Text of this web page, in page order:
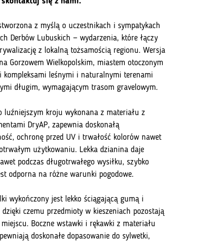
z myślą o uczestnikach i sympatykach
Derbów Lubuskich — wydarzenia, które łączy
z lokalną tożsamością regionu. Wersja
Gorzowem Wielkopolskim, miastem otoczonym
kompleksami leśnymi i naturalnymi terenami
długim, wymagającym trasom gravelowym.
luźniejszym kroju wykonana z materiału z
DryAP, zapewnia doskonałą
ochronę przed UV i trwałość kolorów nawet
użytkowaniu. Lekka dzianina daje
podczas długotrwałego wysiłku, szybko
odporna na różne warunki pogodowe.
wykończony jest lekko ściągającą gumą i
dzięki czemu przedmioty w kieszeniach pozostają
Boczne wstawki i rękawki z materiału
doskonałe dopasowanie do sylwetki,